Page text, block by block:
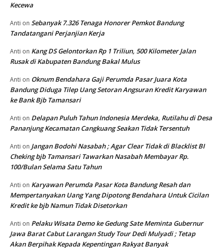
Kecewa
Anti on Sebanyak 7.326 Tenaga Honorer Pemkot Bandung
Tandatangani Perjanjian Kerja
Anti on Kang DS Gelontorkan Rp 1 Triliun, 500 Kilometer Jalan
Rusak di Kabupaten Bandung Bakal Mulus
Anti on Oknum Bendahara Gaji Perumda Pasar Juara Kota
Bandung Diduga Tilep Uang Setoran Angsuran Kredit Karyawan
ke Bank Bjb Tamansari
Anti on Delapan Puluh Tahun Indonesia Merdeka, Rutilahu di Desa
Pananjung Kecamatan Cangkuang Seakan Tidak Tersentuh
Anti on Jangan Bodohi Nasabah ; Agar Clear Tidak di Blacklist BI
Cheking bjb Tamansari Tawarkan Nasabah Membayar Rp.
100/Bulan Selama Satu Tahun
Anti on Karyawan Perumda Pasar Kota Bandung Resah dan
Mempertanyakan Uang Yang Dipotong Bendahara Untuk Cicilan
Kredit ke bjb Namun Tidak Disetorkan
Anti on Pelaku Wisata Demo ke Gedung Sate Meminta Gubernur
Jawa Barat Cabut Larangan Study Tour Dedi Mulyadi ; Tetap
Akan Berpihak Kepada Kepentingan Rakyat Banyak